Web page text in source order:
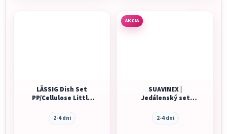
LÄSSIG Dish Set
PP/Cellulose Little
2-4 dni
AKCIA
SUAVINEX |
Jedálenský set
2-4 dni